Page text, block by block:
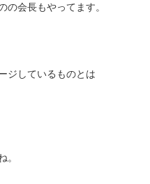
の会長もやってます。
ジしているものとは
。